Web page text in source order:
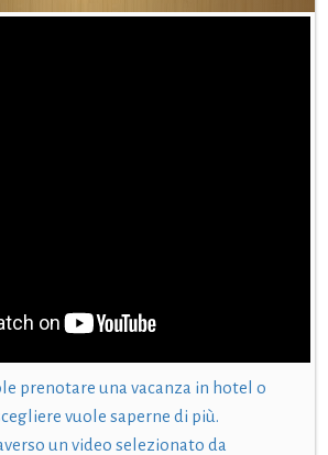
prenotare una vacanza in hotel o
vuole saperne di più.
un video selezionato da